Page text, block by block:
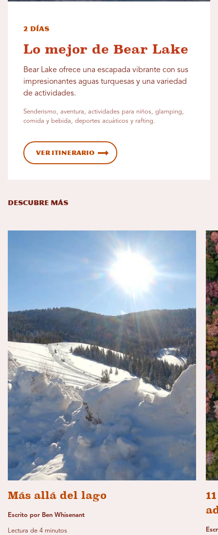
2 días
Lo mejor de Bear Lake
Bear Lake ofrece una escapada vibrante con sus
impresionantes aguas turquesas y una variedad
de actividades.
Senderismo, aventura, actividades para niños, glamping,
comida y bebida, deportes acuáticos y rafting.
Ver itinerario
DESCUBRE MÁS
Más allá del lago
Escrito por Ben Whisenant
Lectura de 4 minutos